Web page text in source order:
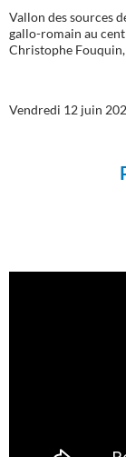
Vallon des sources
gallo-romain au
Christophe
Vendredi 12 juin